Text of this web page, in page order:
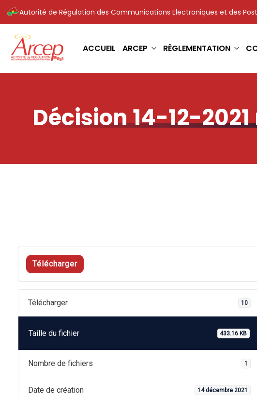
Autorité de Régulation des Communications Electroniques et des
ACCUEIL ARCEP RÈGLEMENTATION
Décision 14-12-
Télécharger
Télécharger 10
Taille du fichier 433.16 KB
Nombre de fichiers 1
Date de création 14 décembre 2021